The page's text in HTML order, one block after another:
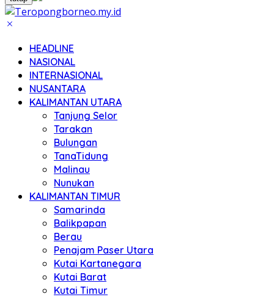
HEADLINE
NASIONAL
INTERNASIONAL
NUSANTARA
KALIMANTAN UTARA
Tanjung Selor
Tarakan
Bulungan
TanaTidung
Malinau
Nunukan
KALIMANTAN TIMUR
Samarinda
Balikpapan
Berau
Penajam Paser Utara
Kutai Kartanegara
Kutai Barat
Kutai Timur